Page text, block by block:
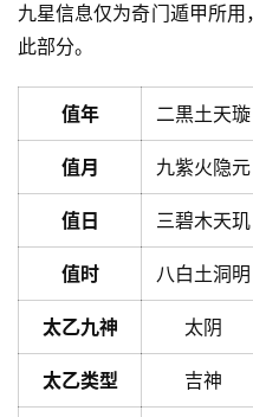
九星信息仅为奇门遁甲所
此部分。
值年 二黒土天璇
值月 九紫火隐元
值日 三碧木天玑
值时 八白土洞明
太乙九神 太阴
太乙类型 吉神